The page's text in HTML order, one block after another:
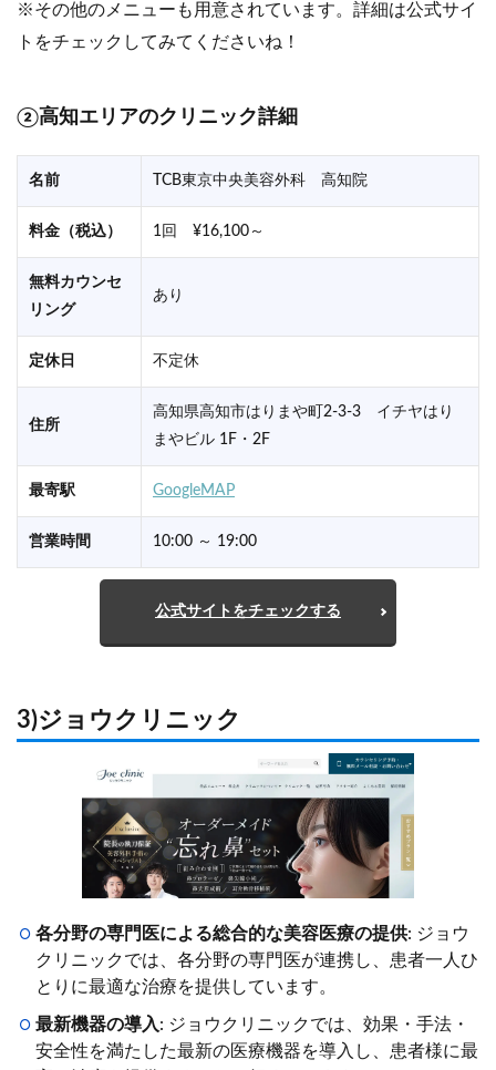
※その他のメニューも用意されています。詳細は公式サイ
トをチェックしてみてくださいね！
②高知エリアのクリニック詳細
名前 TCB東京中央美容外科 高知院
料金（税込） 1回 ¥16,100～
無料カウンセ
リング
あり
定休日 不定休
住所
高知県高知市はりまや町2-3-3 イチヤはり
まやビル 1F・2F
最寄駅 GoogleMAP
営業時間 10:00 ～ 19:00
公式サイトをチェックする
3)ジョウクリニック
各分野の専門医による総合的な美容医療の提供: ジョウ
クリニックでは、各分野の専門医が連携し、患者一人ひ
とりに最適な治療を提供しています。
最新機器の導入: ジョウクリニックでは、効果・手法・
安全性を満たした最新の医療機器を導入し、患者様に最